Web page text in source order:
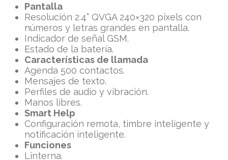
Pantalla
Resolución 2.4” QVGA 240×320 pixels con
números y letras grandes en pantalla.
Indicador de señal GSM.
Estado de la batería.
Características de llamada
Agenda 500 contactos.
Mensajes de texto.
Perfiles de audio y vibración.
Manos libres.
Smart Help
Configuración remota, timbre inteligente y
notificación inteligente.
Funciones
Linterna.